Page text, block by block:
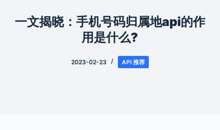
一文揭晓：手机号码归属地api的作
用是什么?
2023-02-23 API 推荐